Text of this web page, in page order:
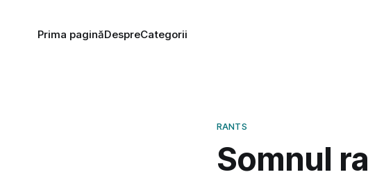
Prima paginăDespreCategorii
RANTS
Somnul